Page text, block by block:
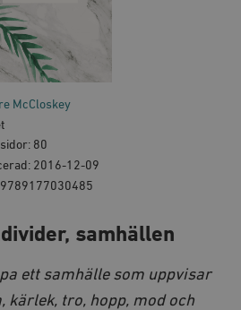
McCloskey
80
2016-12-09
9789177030485
samhällen
ett samhälle som uppvisar
kärlek, tro, hopp, mod och